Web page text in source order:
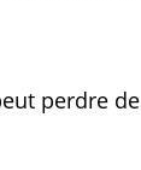
perdre